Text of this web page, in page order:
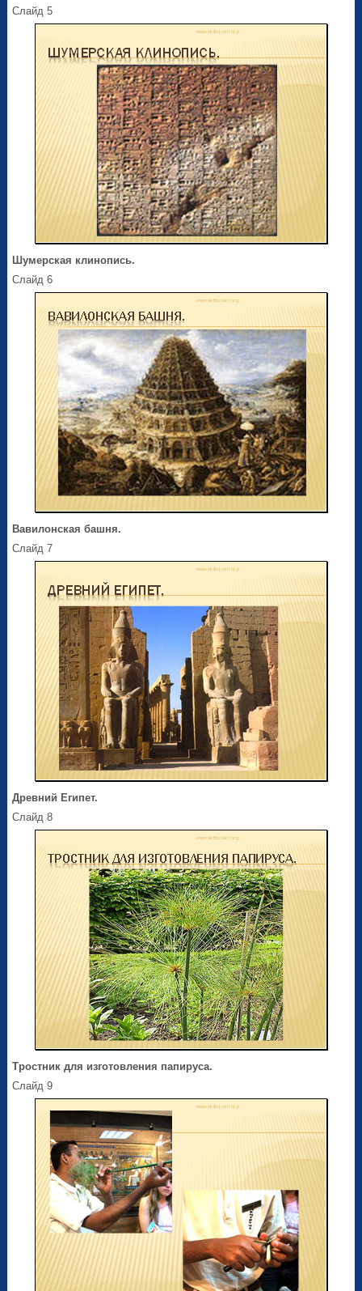
Слайд 5
Шумерская клинопись.
Слайд 6
Вавилонская башня.
Слайд 7
Древний Египет.
Слайд 8
Тростник для изготовления папируса.
Слайд 9